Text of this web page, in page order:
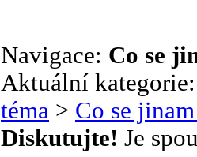
Navigace: Co se
Aktuální
téma > Co se
Diskutujte! Je